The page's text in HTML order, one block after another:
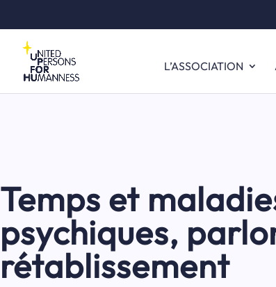
L’ASSOCIATION
Temps et
psychiques,
rétablissement